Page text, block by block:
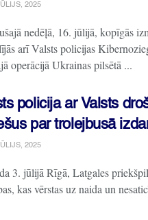
2025
nedēļā, 16. jūlijā, kopīgās
arī Valsts policijas
operācijā Ukrainas pilsētā ...
policija ar Valsts
par trolejbusā
2025
3. jūlijā Rīgā, Latgales
kas vērstas uz naida un